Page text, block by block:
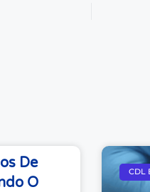
De
O
CDL